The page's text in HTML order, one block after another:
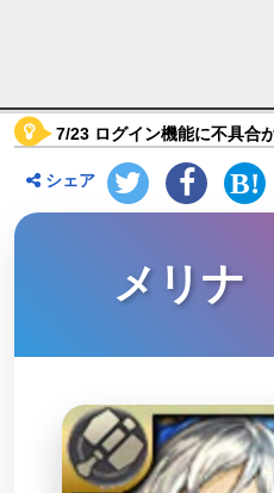
デン 時空を超える猫】キ
7/23 ログイン機能に不具合
シェア
メリナ